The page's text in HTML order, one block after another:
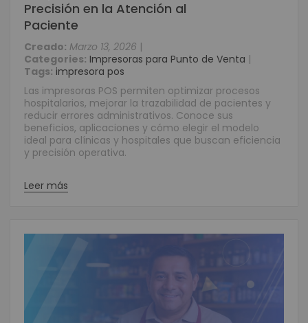
Precisión en la Atención al
Paciente
Creado: Marzo 13, 2026 |
Categories: Impresoras para Punto de Venta |
Tags: impresora pos
Las impresoras POS permiten optimizar procesos
hospitalarios, mejorar la trazabilidad de pacientes y
reducir errores administrativos. Conoce sus
beneficios, aplicaciones y cómo elegir el modelo
ideal para clínicas y hospitales que buscan eficiencia
y precisión operativa.
Leer más